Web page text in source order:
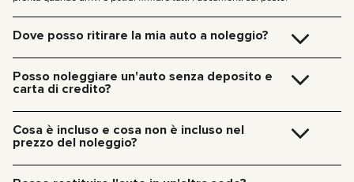
Dove posso ritirare la mia auto a noleggio?
tuo hotel o all’Aeroporto di Dubai. Ci occuperemo di tutto sul posto,
documenti inclusi.
235 AED (+5% IVA) per la consegna notturna (21:00 – 09:00)
La consegna negli altri Emirati è disponibile su richiesta.
Posso noleggiare un'auto senza deposito e
carta di credito?
criptovalute.
Cosa è incluso e cosa non è incluso nel
prezzo del noleggio?